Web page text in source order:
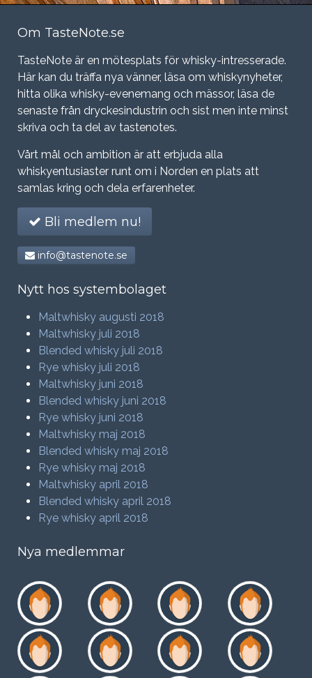
Om TasteNote.se
TasteNote är en mötesplats för whisky-intresserade.
Här kan du träffa nya vänner, läsa om whiskynyheter,
hitta olika whisky-evenemang och mässor, läsa de
senaste från dryckesindustrin och sist men inte minst
skriva och ta del av tastenotes.
Vårt mål och ambition är att erbjuda alla
whiskyentusiaster runt om i Norden en plats att
samlas kring och dela erfarenheter.
Bli medlem nu!
info@tastenote.se
Nytt hos systembolaget
Maltwhisky augusti 2018
Maltwhisky juli 2018
Blended whisky juli 2018
Rye whisky juli 2018
Maltwhisky juni 2018
Blended whisky juni 2018
Rye whisky juni 2018
Maltwhisky maj 2018
Blended whisky maj 2018
Rye whisky maj 2018
Maltwhisky april 2018
Blended whisky april 2018
Rye whisky april 2018
Nya medlemmar